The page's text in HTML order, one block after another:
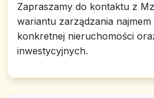
Zapraszamy do kontaktu z
wariantu zarządzania
konkretnej nieruchomości
inwestycyjnych.